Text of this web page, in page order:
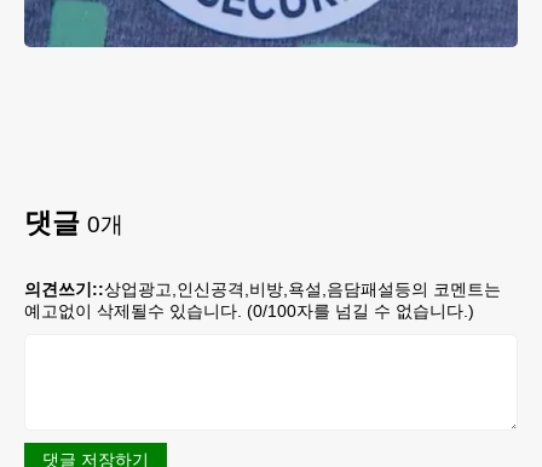
댓글 0개
의견쓰기::상업광고,인신공격,비방,욕설,음담패설등의 코멘트는
예고없이 삭제될수 있습니다. (0/100자를 넘길 수 없습니다.)
댓글 저장하기